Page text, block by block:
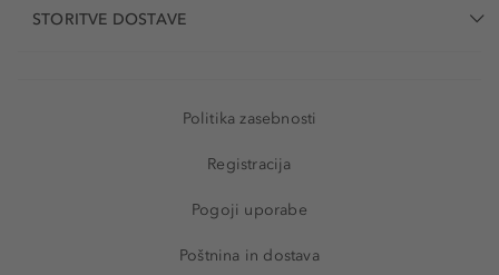
STORITVE DOSTAVE
Politika zasebnosti
Registracija
Pogoji uporabe
Poštnina in dostava